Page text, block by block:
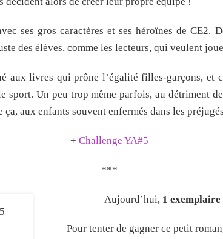
ses gros caractères et ses héroïnes de CE2.
des élèves, comme les lecteurs, qui veulent
aux livres qui prône l’égalité filles-garçons, et
sport. Un peu trop même parfois, au détriment
aux enfants souvent enfermés dans les
+ Challenge YA#5
***
Aujourd’hui, 1 exemplaire
Pour tenter de gagner ce petit